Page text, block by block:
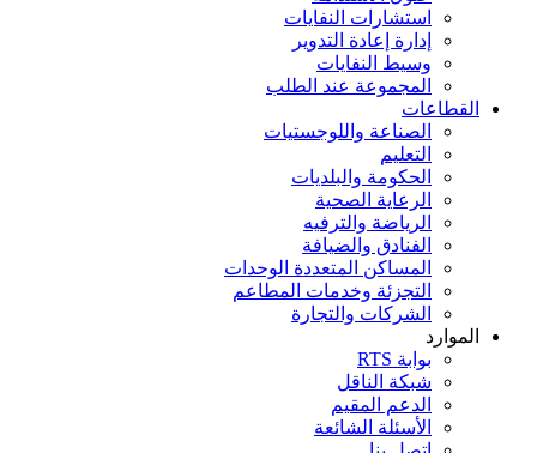
استشارات النفايات
إدارة إعادة التدوير
وسيط النفايات
المجموعة عند الطلب
القطاعات
الصناعة واللوجستيات
التعليم
الحكومة والبلديات
الرعاية الصحية
الرياضة والترفيه
الفنادق والضيافة
المساكن المتعددة الوحدات
التجزئة وخدمات المطاعم
الشركات والتجارة
الموارد
بوابة RTS
شبكة الناقل
الدعم المقيم
الأسئلة الشائعة